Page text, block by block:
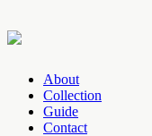
About
Collection
Guide
Contact